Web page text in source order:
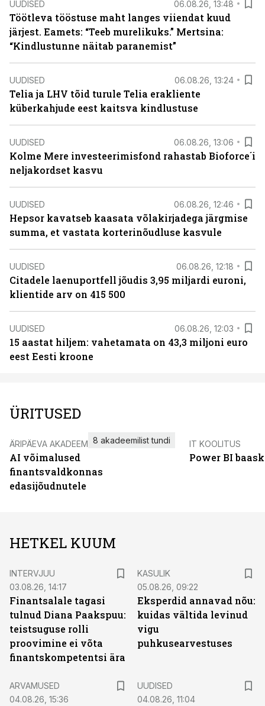
UUDISED 06.08.26, 13:48
Töötleva tööstuse maht langes viiendat kuud
järjest. Eamets: “Teeb murelikuks.” Mertsina:
“Kindlustunne näitab paranemist”
UUDISED 06.08.26, 13:24
Telia ja LHV tõid turule Telia erakliente
küberkahjude eest kaitsva kindlustuse
UUDISED 06.08.26, 13:06
Kolme Mere investeerimisfond rahastab Bioforce´i
neljakordset kasvu
UUDISED 06.08.26, 12:46
Hepsor kavatseb kaasata võlakirjadega järgmise
summa, et vastata korterinõudluse kasvule
UUDISED 06.08.26, 12:18
Citadele laenuportfell jõudis 3,95 miljardi euroni,
klientide arv on 415 500
UUDISED 06.08.26, 12:03
15 aastat hiljem: vahetamata on 43,3 miljoni euro
eest Eesti kroone
ÜRITUSED
ÄRIPÄEVA AKADEEMIA
AI võimalused
finantsvaldkonnas
edasijõudnutele
8 akadeemilist tundi IT KOOLITUS
Power BI
HETKEL KUUM
INTERVJUU
03.08.26, 14:17
Finantsalale tagasi
tulnud Diana Paakspuu:
teistsuguse rolli
proovimine ei võta
finantskompetentsi ära
KASULIK
05.08.26, 09:22
Eksperdid annavad nõu:
kuidas vältida levinud
vigu
puhkusearvestuses
ARVAMUSED
04.08.26, 15:36
UUDISED
04.08.26, 11:04